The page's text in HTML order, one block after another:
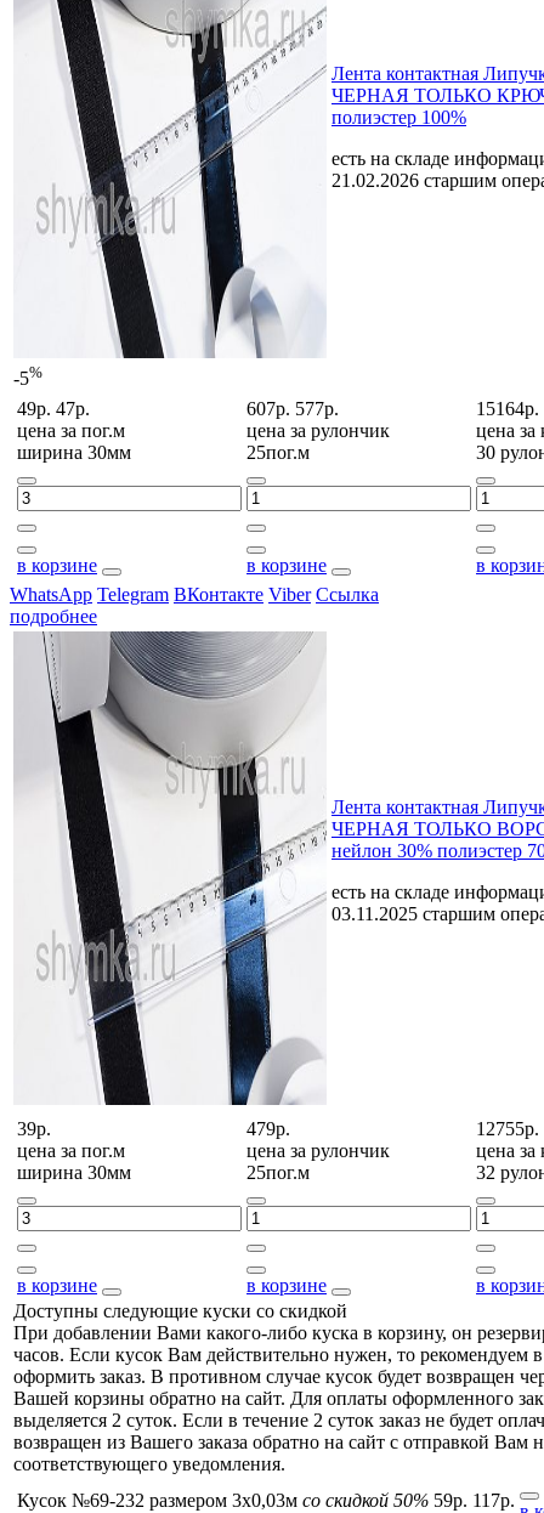
-5%
Лента контактная
ЧЕРНАЯ ТОЛЬКО
полиэстер 100%
есть на складе
21.02.2026 старшим
49р. 47р.
цена за пог.м
ширина 30мм
в корзине
607р. 577р.
цена за рулончик
25пог.м
в корзине
15164р.
цена за
30
в
WhatsApp Telegram ВКонтакте Viber Ссылка
подробнее
Лента контактная
ЧЕРНАЯ ТОЛЬКО ВОРС
нейлон 30% полиэстер
есть на складе
03.11.2025 старшим
39р.
цена за пог.м
ширина 30мм
в корзине
479р.
цена за рулончик
25пог.м
в корзине
12755р.
цена за
32
в
Доступны следующие куски со скидкой
При добавлении Вами какого-либо куска в корзину, он
часов. Если кусок Вам действительно нужен, то рекомендуем
оформить заказ. В противном случае кусок будет возвращен
Вашей корзины обратно на сайт. Для оплаты оформленного
выделяется 2 суток. Если в течение 2 суток заказ не будет
возвращен из Вашего заказа обратно на сайт с отправкой Вам
соответствующего уведомления.
Кусок №69-232 размером 3x0,03м со скидкой 50% 59р. 117р.